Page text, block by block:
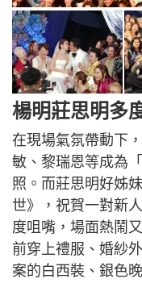
楊明莊思明多
在現場氣氛帶動下
敏、黎瑞恩等成為
照。而莊思明好姊
世》，祝賀一對新
度咀嘴，場面熱鬧
前穿上禮服、婚紗
案的白西裝、銀色